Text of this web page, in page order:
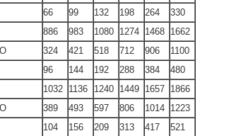
66 99 132 198 264
330
886 983 1080 1274 1468 1662
324 421 518 712 906
1100
96 144 192 288 384
480
1032 1136 1240 1449 1657 1866
389 493 597 806 1014 1223
104 156 209 313 417
521